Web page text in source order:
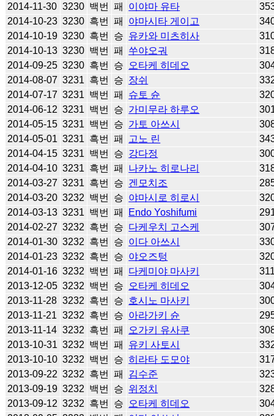
2014-11-30 3230 백번 패 이야마 유타
2014-10-23 3230 흑번 패 야마시타 게이고
2014-10-19 3230 흑번 승 유카와 미츠히사
2014-10-13 3230 백번 패 쑤야오궈
2014-09-25 3230 흑번 승 오타케 히데오
2014-08-07 3231 흑번 승 장쉬
2014-07-17 3231 백번 패 슈토 슌
2014-06-12 3231 백번 승 가미무라 하루오
2014-05-15 3231 백번 승 가토 아쓰시
2014-05-01 3231 흑번 패 고노 린
2014-04-15 3231 백번 승 강다정
2014-04-10 3231 흑번 패 나카노 히로나리
2014-03-27 3231 흑번 승 겐모치조
2014-03-20 3232 백번 승 야마시로 히로시
2014-03-13 3231 백번 패 Endo Yoshifumi
2014-02-27 3232 흑번 승 다케우치 고스케
2014-01-30 3232 흑번 승 이다 아쓰시
2014-01-23 3232 흑번 승 야오즈텅
2014-01-16 3232 백번 패 다케미야 마사키
2013-12-05 3232 백번 승 오타케 히데오
2013-11-28 3232 흑번 승 호시노 마사키
2013-11-21 3232 흑번 승 아라가키 슌
2013-11-14 3232 흑번 패 오가키 유사쿠
2013-10-31 3232 백번 패 유키 사토시
2013-10-10 3232 백번 승 히라타 도모야
2013-09-22 3232 흑번 패 김수준
2013-09-19 3232 백번 승 위정치
2013-09-12 3232 흑번 승 오타케 히데오